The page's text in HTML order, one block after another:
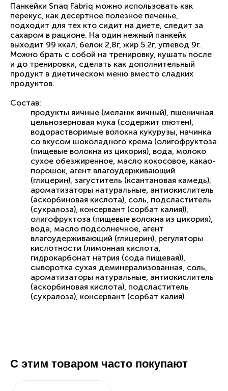
Панкейки Snaq Fabriq можно использовать как
перекус, как десертное полезное печенье,
подходит для тех кто сидит на диете, следит за
сахаром в рационе. На один нежный панкейк
выходит 99 ккал, белок 2,8г, жир 5.2г, углевод 9г.
Можно брать с собой на тренировку, кушать после
и до тренировки, сделать как дополнительный
продукт в диетическом меню вместо сладких
продуктов.
Состав:
продукты яичные (меланж яичный), пшеничная
цельнозерновая мука (содержит глютен),
водорастворимые волокна кукурузы, начинка
со вкусом шоколадного крема (олигофруктоза
(пищевые волокна из цикория), вода, молоко
сухое обезжиренное, масло кокосовое, какао-
порошок, агент влагоудерживающий
(глицерин), загуститель (ксантановая камедь),
ароматизаторы натуральные, антиокислитель
(аскорбиновая кислота), соль, подсластитель
(сукралоза), консервант (сорбат калия)),
олигофруктоза (пищевые волокна из цикория),
вода, масло подсолнечное, агент
влагоудерживающий (глицерин), регуляторы
кислотности (лимонная кислота,
гидрокарбонат натрия (сода пищевая)),
сыворотка сухая деминерализованная, соль,
ароматизаторы натуральные, антиокислитель
(аскорбиновая кислота), подсластитель
(сукралоза), консервант (сорбат калия).
С этим товаром часто покупают